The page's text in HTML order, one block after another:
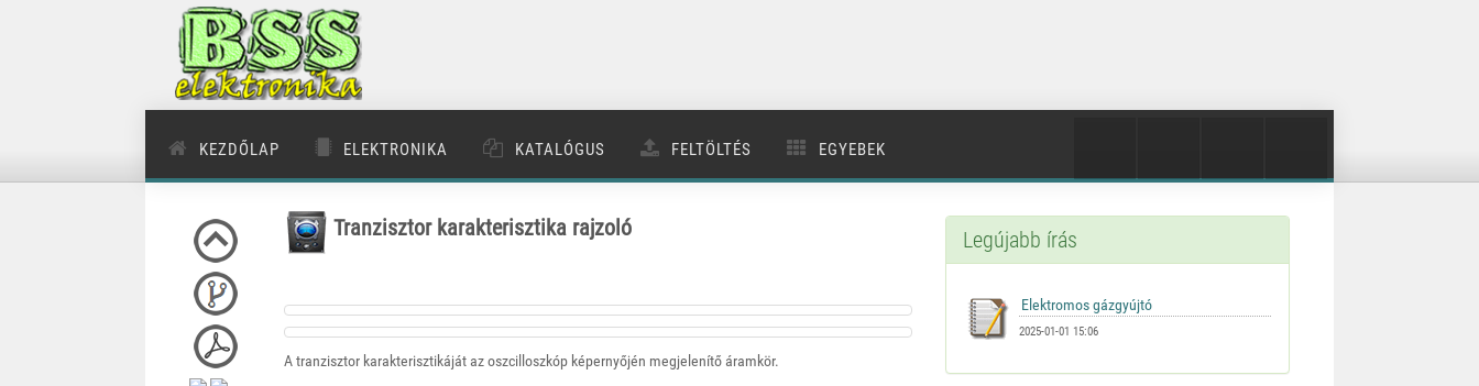
KEZDŐLAP ELEKTRONIKA KATALÓGUS FELTÖLTÉS EGYEBEK
Tranzisztor karakterisztika rajzoló
A tranzisztor karakterisztikáját az oszcilloszkóp képernyőjén megjelenítő áramkör.
Legújabb írás
2025-01-01 15:06